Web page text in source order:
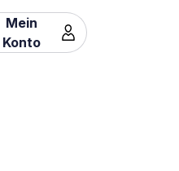
Mein
Konto